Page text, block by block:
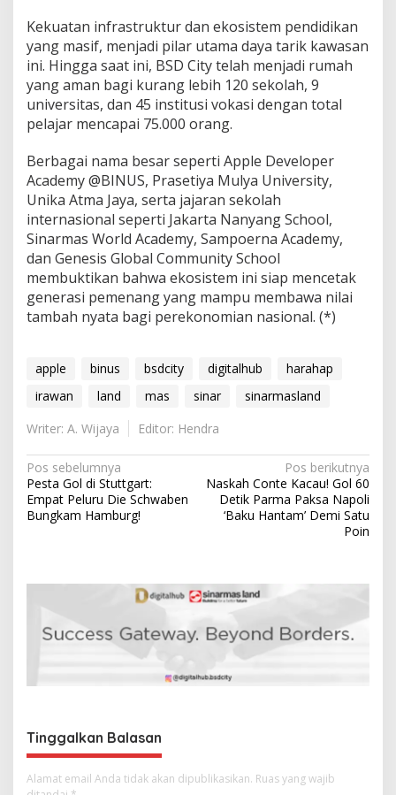
Kekuatan infrastruktur dan ekosistem pendidikan
yang masif, menjadi pilar utama daya tarik kawasan
ini. Hingga saat ini, BSD City telah menjadi rumah
yang aman bagi kurang lebih 120 sekolah, 9
universitas, dan 45 institusi vokasi dengan total
pelajar mencapai 75.000 orang.
Berbagai nama besar seperti Apple Developer
Academy @BINUS, Prasetiya Mulya University,
Unika Atma Jaya, serta jajaran sekolah
internasional seperti Jakarta Nanyang School,
Sinarmas World Academy, Sampoerna Academy,
dan Genesis Global Community School
membuktikan bahwa ekosistem ini siap mencetak
generasi pemenang yang mampu membawa nilai
tambah nyata bagi perekonomian nasional. (*)
apple binus bsdcity digitalhub
harahap
irawan
land mas sinar
sinarmasland
Writer: A. Wijaya
Editor: Hendra
N
a
v
o
Pos sebelumnya
Pesta Gol di Stuttgart:
Empat Peluru Die Schwaben
Bungkam Hamburg!
Pos berikutnya
Naskah Conte Kacau! Gol 60
Detik Parma Paksa Napoli
‘Baku Hantam’ Demi Satu
Poin
Tinggalkan Balasan
Alamat email Anda tidak akan dipublikasikan. Ruas yang wajib